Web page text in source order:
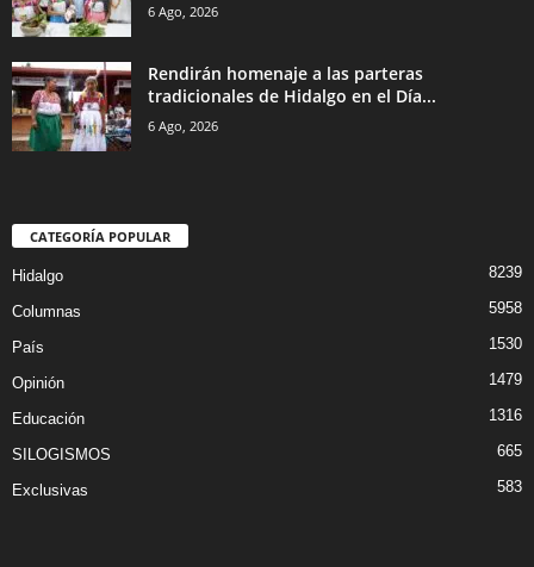
6 Ago, 2026
Rendirán homenaje a las parteras
tradicionales de Hidalgo en el Día...
6 Ago, 2026
CATEGORÍA POPULAR
Hidalgo 8239
Columnas 5958
País 1530
Opinión 1479
Educación 1316
SILOGISMOS 665
Exclusivas 583